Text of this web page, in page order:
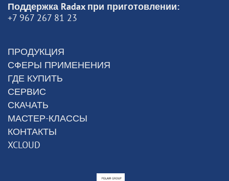
Поддержка Radax при приготовлении:
+7 967 267 81 23
ПРОДУКЦИЯ
СФЕРЫ ПРИМЕНЕНИЯ
ГДЕ КУПИТЬ
СЕРВИС
СКАЧАТЬ
МАСТЕР-КЛАССЫ
КОНТАКТЫ
XCLOUD